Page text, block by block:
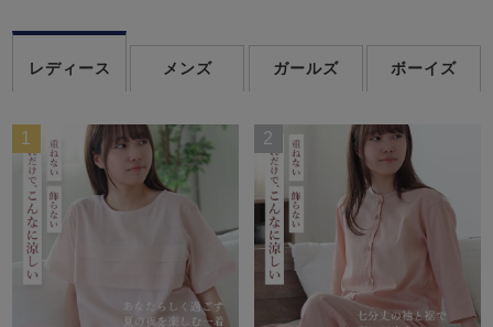
レディース メンズ ガールズ ボーイズ
1 2